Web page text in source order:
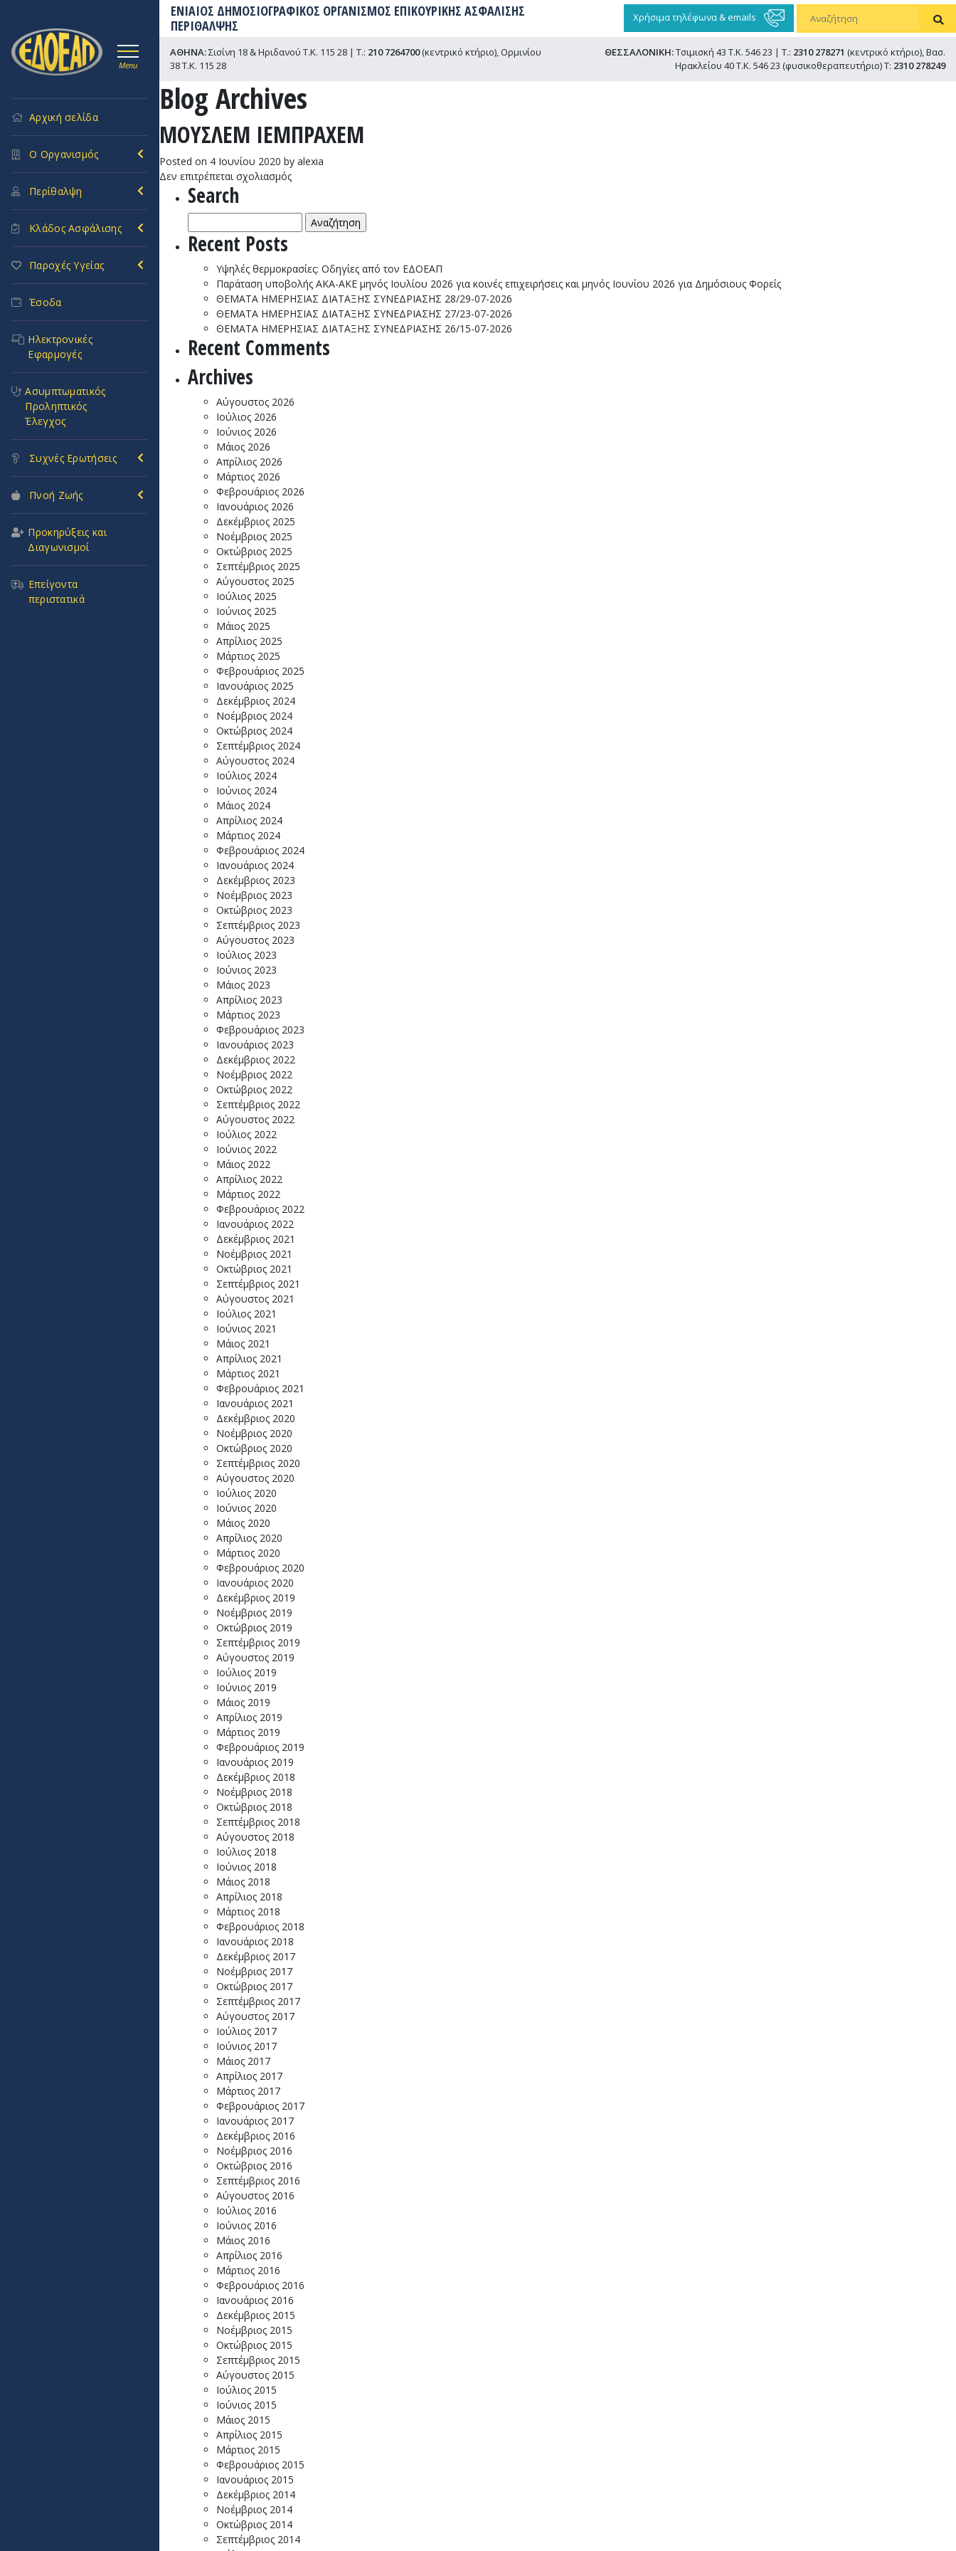
ΕΝΙΑΙΟΣ ΔΗΜΟΣΙΟΓΡΑΦΙΚΟΣ ΟΡΓΑΝΙΣΜΟΣ ΕΠΙΚΟΥΡΙΚΗΣ ΑΣΦΑΛΙΣΗΣ
ΠΕΡΙΘΑΛΨΗΣ
Χρήσιμα τηλέφωνα & emails
Menu
Αρχική σελίδα
Ο Οργανισμός
Περίθαλψη
Κλάδος Ασφάλισης
Παροχές Υγείας
Έσοδα
Ηλεκτρονικές
Εφαρμογές
Ασυμπτωματικός
Προληπτικός
Έλεγχος
Συχνές Ερωτήσεις
Πνοή Ζωής
Προκηρύξεις και
Διαγωνισμοί
Επείγοντα
περιστατικά
ΑΘΗΝΑ:Σισίνη 18 & Ηριδανού Τ.Κ. 115 28 | Τ.: 210 7264700(κεντρικό κτήριο), Ορμινίου
38 Τ.Κ. 115 28
ΘΕΣΣΑΛΟΝΙΚΗ:Τσιμισκή 43 Τ.Κ. 546 23 | Τ.: 2310 278271 (κεντρικό κτήριο), Βασ.
Ηρακλείου 40 Τ.Κ. 546 23 (φυσικοθεραπευτήριο) Τ: 2310 278249
Blog Archives
ΜΟΥΣΛΕΜ ΙΕΜΠΡΑΧΕΜ
Posted on 4 Ιουνίου 2020 by alexia
Δεν επιτρέπεται σχολιασμόςστο
Search
για:
Recent Posts
Υψηλές θερμοκρασίες: Οδηγίες από τον ΕΔΟΕΑΠ
Παράταση υποβολής ΑΚΑ-ΑΚΕ μηνός Ιουλίου 2026 για κοινές επιχειρήσεις και μηνός Ιουνίου 2026 για Δημόσιους Φορείς
ΘΕΜΑΤΑ ΗΜΕΡΗΣΙΑΣ ΔΙΑΤΑΞΗΣ ΣΥΝΕΔΡΙΑΣΗΣ 28/29-07-2026
ΘΕΜΑΤΑ ΗΜΕΡΗΣΙΑΣ ΔΙΑΤΑΞΗΣ ΣΥΝΕΔΡΙΑΣΗΣ 27/23-07-2026
ΘΕΜΑΤΑ ΗΜΕΡΗΣΙΑΣ ΔΙΑΤΑΞΗΣ ΣΥΝΕΔΡΙΑΣΗΣ 26/15-07-2026
Recent Comments
Archives
Αύγουστος 2026
Ιούλιος 2026
Ιούνιος 2026
Μάιος 2026
Απρίλιος 2026
Μάρτιος 2026
Φεβρουάριος 2026
Ιανουάριος 2026
Δεκέμβριος 2025
Νοέμβριος 2025
Οκτώβριος 2025
Σεπτέμβριος 2025
Αύγουστος 2025
Ιούλιος 2025
Ιούνιος 2025
Μάιος 2025
Απρίλιος 2025
Μάρτιος 2025
Φεβρουάριος 2025
Ιανουάριος 2025
Δεκέμβριος 2024
Νοέμβριος 2024
Οκτώβριος 2024
Σεπτέμβριος 2024
Αύγουστος 2024
Ιούλιος 2024
Ιούνιος 2024
Μάιος 2024
Απρίλιος 2024
Μάρτιος 2024
Φεβρουάριος 2024
Ιανουάριος 2024
Δεκέμβριος 2023
Νοέμβριος 2023
Οκτώβριος 2023
Σεπτέμβριος 2023
Αύγουστος 2023
Ιούλιος 2023
Ιούνιος 2023
Μάιος 2023
Απρίλιος 2023
Μάρτιος 2023
Φεβρουάριος 2023
Ιανουάριος 2023
Δεκέμβριος 2022
Νοέμβριος 2022
Οκτώβριος 2022
Σεπτέμβριος 2022
Αύγουστος 2022
Ιούλιος 2022
Ιούνιος 2022
Μάιος 2022
Απρίλιος 2022
Μάρτιος 2022
Φεβρουάριος 2022
Ιανουάριος 2022
Δεκέμβριος 2021
Νοέμβριος 2021
Οκτώβριος 2021
Σεπτέμβριος 2021
Αύγουστος 2021
Ιούλιος 2021
Ιούνιος 2021
Μάιος 2021
Απρίλιος 2021
Μάρτιος 2021
Φεβρουάριος 2021
Ιανουάριος 2021
Δεκέμβριος 2020
Νοέμβριος 2020
Οκτώβριος 2020
Σεπτέμβριος 2020
Αύγουστος 2020
Ιούλιος 2020
Ιούνιος 2020
Μάιος 2020
Απρίλιος 2020
Μάρτιος 2020
Φεβρουάριος 2020
Ιανουάριος 2020
Δεκέμβριος 2019
Νοέμβριος 2019
Οκτώβριος 2019
Σεπτέμβριος 2019
Αύγουστος 2019
Ιούλιος 2019
Ιούνιος 2019
Μάιος 2019
Απρίλιος 2019
Μάρτιος 2019
Φεβρουάριος 2019
Ιανουάριος 2019
Δεκέμβριος 2018
Νοέμβριος 2018
Οκτώβριος 2018
Σεπτέμβριος 2018
Αύγουστος 2018
Ιούλιος 2018
Ιούνιος 2018
Μάιος 2018
Απρίλιος 2018
Μάρτιος 2018
Φεβρουάριος 2018
Ιανουάριος 2018
Δεκέμβριος 2017
Νοέμβριος 2017
Οκτώβριος 2017
Σεπτέμβριος 2017
Αύγουστος 2017
Ιούλιος 2017
Ιούνιος 2017
Μάιος 2017
Απρίλιος 2017
Μάρτιος 2017
Φεβρουάριος 2017
Ιανουάριος 2017
Δεκέμβριος 2016
Νοέμβριος 2016
Οκτώβριος 2016
Σεπτέμβριος 2016
Αύγουστος 2016
Ιούλιος 2016
Ιούνιος 2016
Μάιος 2016
Απρίλιος 2016
Μάρτιος 2016
Φεβρουάριος 2016
Ιανουάριος 2016
Δεκέμβριος 2015
Νοέμβριος 2015
Οκτώβριος 2015
Σεπτέμβριος 2015
Αύγουστος 2015
Ιούλιος 2015
Ιούνιος 2015
Μάιος 2015
Απρίλιος 2015
Μάρτιος 2015
Φεβρουάριος 2015
Ιανουάριος 2015
Δεκέμβριος 2014
Νοέμβριος 2014
Οκτώβριος 2014
Σεπτέμβριος 2014